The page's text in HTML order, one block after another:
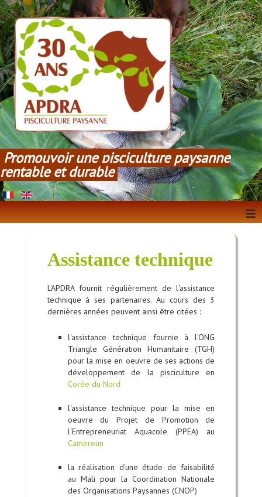
Promouvoir une pisciculture paysanne
rentable et durable
≡
Assistance technique
L'APDRA fournit régulièrement de l'assistance
technique à ses partenaires. Au cours des 3
dernières années peuvent ainsi être citées :
l'assistance technique fournie à l'ONG
Triangle Génération Humanitaire (TGH)
pour la mise en oeuvre de ses actions de
développement de la pisciculture en
Corée du Nord
l'assistance technique pour la mise en
oeuvre du Projet de Promotion de
l'Entrepreneuriat Aquacole (PPEA) au
Cameroun
la réalisation d'une étude de faisabilité
au Mali pour la Coordination Nationale
des Organisations Paysannes (CNOP)